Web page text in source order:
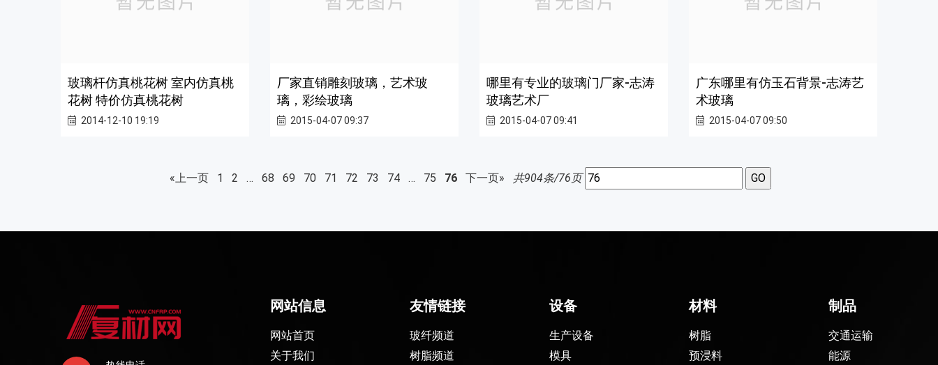
玻璃杆仿真桃花树 室内仿真桃
花树 特价仿真桃花树
2014-12-10 19:19
厂家直销雕刻玻璃，艺术玻
璃，彩绘玻璃
2015-04-07 09:37
哪里有专业的玻璃门厂家-志涛
玻璃艺术厂
2015-04-07 09:41
广东哪里有仿玉石背景-志涛艺
术玻璃
2015-04-07 09:50
«上一页 1 2 … 68 69 70 71 72 73 74 … 75 76 下一页» 共904条/76页
网站信息
网站首页
关于我们
友情链接
玻纤频道
树脂频道
设备
生产设备
模具
材料
树脂
预浸料
制品
交通运输
能源